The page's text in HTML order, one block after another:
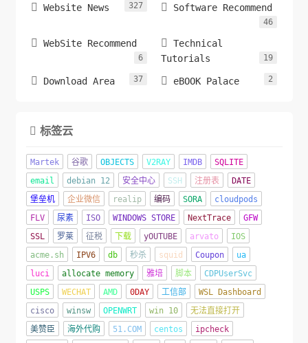
 Website News 327  Software Recommend
46
 WebSite Recommend
6

Technical
Tutorials
19
 Download Area 37  eBOOK Palace 2
 标签云
Martek 谷歌 OBJECTS V2RAY IMDB
SQLITE
email
debian 12 安全中心 SSH 注册表
DATE
堡垒机
企业微信 realip 编码 SORA
cloudpods
FLV
尿素 ISO WINDOWS STORE NextTrace
GFW
SSL
罗莱 征税 下载 yOUTUBE arvato
IOS
acme.sh
IPV6 db 秒杀 squid Coupon
ua
luci
allocate memory 雅培 脚本
CDPUserSvc
USPS
WECHAT AMD 0DAY 工信部
WSL Dashboard
cisco
winsw OPENWRT win 10
无法直接打开
美赞臣
海外代购 51.COM centos
ipcheck